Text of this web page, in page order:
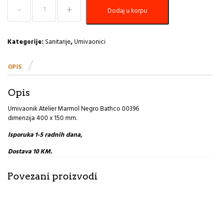
Umivaonik
Atelier
Marmol
Bathco
količina
Dodaj u korpu
Kategorije: Sanitarije,Umivaonici
OPIS
Opis
Umivaonik Atelier Marmol Negro Bathco 00396
dimenzija 400 x 150 mm.
Isporuka 1-5 radnih dana,
Dostava 10 KM.
Povezani proizvodi